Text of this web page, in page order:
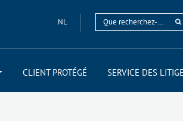
NL
CLIENT PROTÉGÉ SERVICE DES